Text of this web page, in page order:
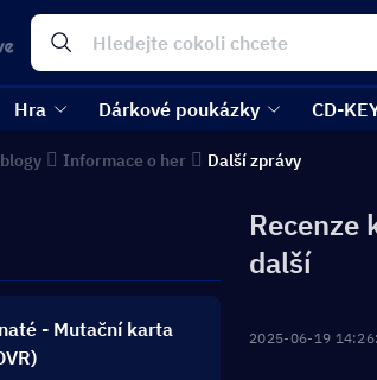
Hra Dárkové poukázky CD-
Informace o her Další zprávy
- Mutační karta
Recenze
další
2025-06-19